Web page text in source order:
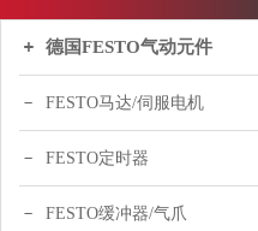
德国FESTO气动元件
FESTO马达/伺服电机
FESTO定时器
FESTO缓冲器/气爪